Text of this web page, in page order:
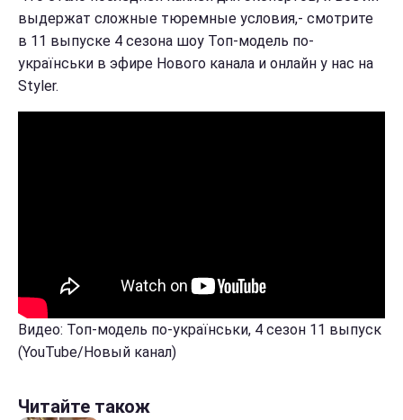
выдержат сложные тюремные условия,- смотрите
в 11 выпуске 4 сезона шоу Топ-модель по-
українськи в эфире Нового канала и онлайн у нас на
Styler.
Видео: Топ-модель по-українськи, 4 сезон 11 выпуск
(YouTube/Новый канал)
Читайте також